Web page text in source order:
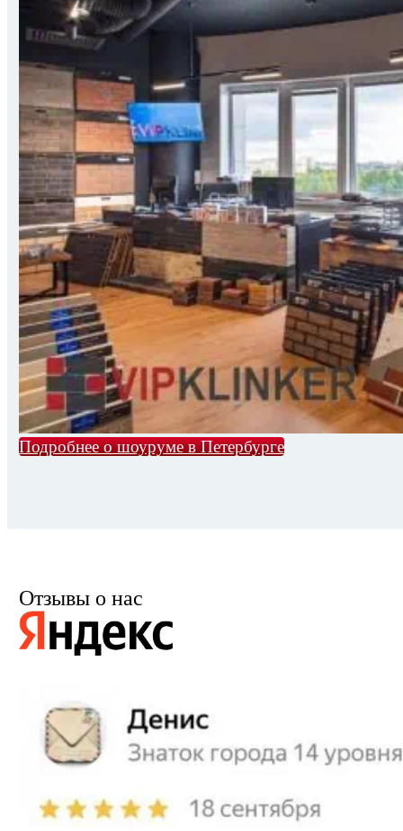
Подробнее о шоуруме в Петербурге
Отзывы о нас